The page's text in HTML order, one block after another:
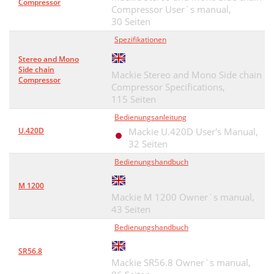
Compressor
Compressor User`s manual,
30 Seiten
Stereo and Mono
Side chain
Compressor
Spezifikationen
Mackie Stereo and Mono Side chain
Compressor Specifications,
115 Seiten
U.420D
Bedienungsanleitung
Mackie U.420D User's Manual,
32 Seiten
M 1200
Bedienungshandbuch
Mackie M 1200 Owner`s manual,
43 Seiten
SR56.8
Bedienungshandbuch
Mackie SR56.8 Owner`s manual,